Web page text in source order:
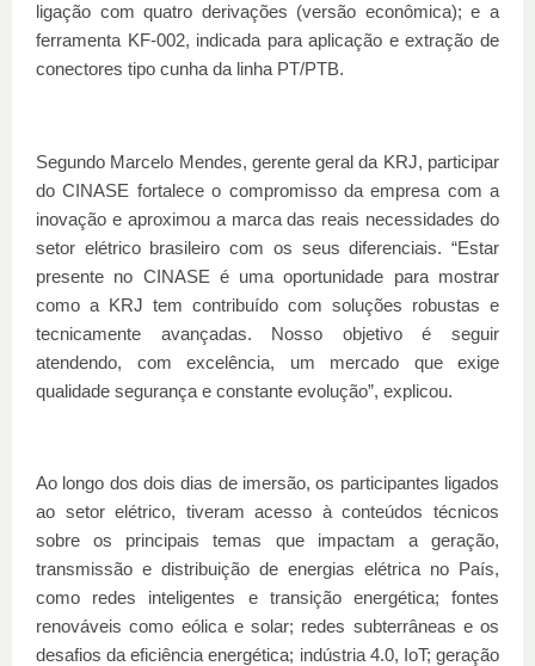
ligação com quatro derivações (versão econômica); e a
ferramenta KF-002, indicada para aplicação e extração de
conectores tipo cunha da linha PT/PTB.
Segundo Marcelo Mendes, gerente geral da KRJ, participar
do CINASE fortalece o compromisso da empresa com a
inovação e aproximou a marca das reais necessidades do
setor elétrico brasileiro com os seus diferenciais. “Estar
presente no CINASE é uma oportunidade para mostrar
como a KRJ tem contribuído com soluções robustas e
tecnicamente avançadas. Nosso objetivo é seguir
atendendo, com excelência, um mercado que exige
qualidade segurança e constante evolução”, explicou.
Ao longo dos dois dias de imersão, os participantes ligados
ao setor elétrico, tiveram acesso à conteúdos técnicos
sobre os principais temas que impactam a geração,
transmissão e distribuição de energias elétrica no País,
como redes inteligentes e transição energética; fontes
renováveis como eólica e solar; redes subterrâneas e os
desafios da eficiência energética; indústria 4.0, IoT; geração